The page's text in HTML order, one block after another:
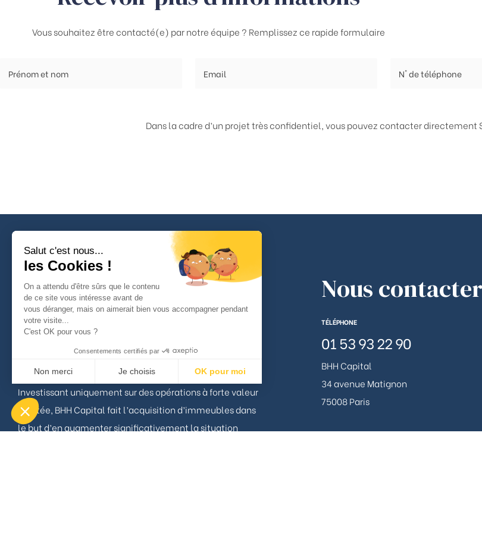
Vous souhaitez être contacté(e) par notre équipe ? Remplissez ce rapide formulaire
Dans la cadre d’un projet très confidentiel, vous pouvez contacter directement
À propos
BHH Capital est un acteur pragmatique du marché
Investissant uniquement sur des opérations à forte valeur
ajoutée, BHH Capital fait l’acquisition d’immeubles dans
le but d’en augmenter significativement la situation
Nous contacter
TÉLÉPHONE
01 53 93 22 90
BHH Capital
34 avenue Matignon
75008 Paris
Salut c'est nous...
les Cookies !
On a attendu d'être sûrs que le contenu
de ce site vous intéresse avant de
vous déranger, mais on aimerait bien vous accompagner pendant
votre visite...
C'est OK pour vous ?
Consentements certifiés par
Non merci Je choisis
OK pour moi
Axeptio consent
Plateforme de Gestion du Consentement : Personnalisez vos Options
Notre plateforme vous permet d'adapter et de gérer vos paramètres de confidentialité, en garantissant la conformité